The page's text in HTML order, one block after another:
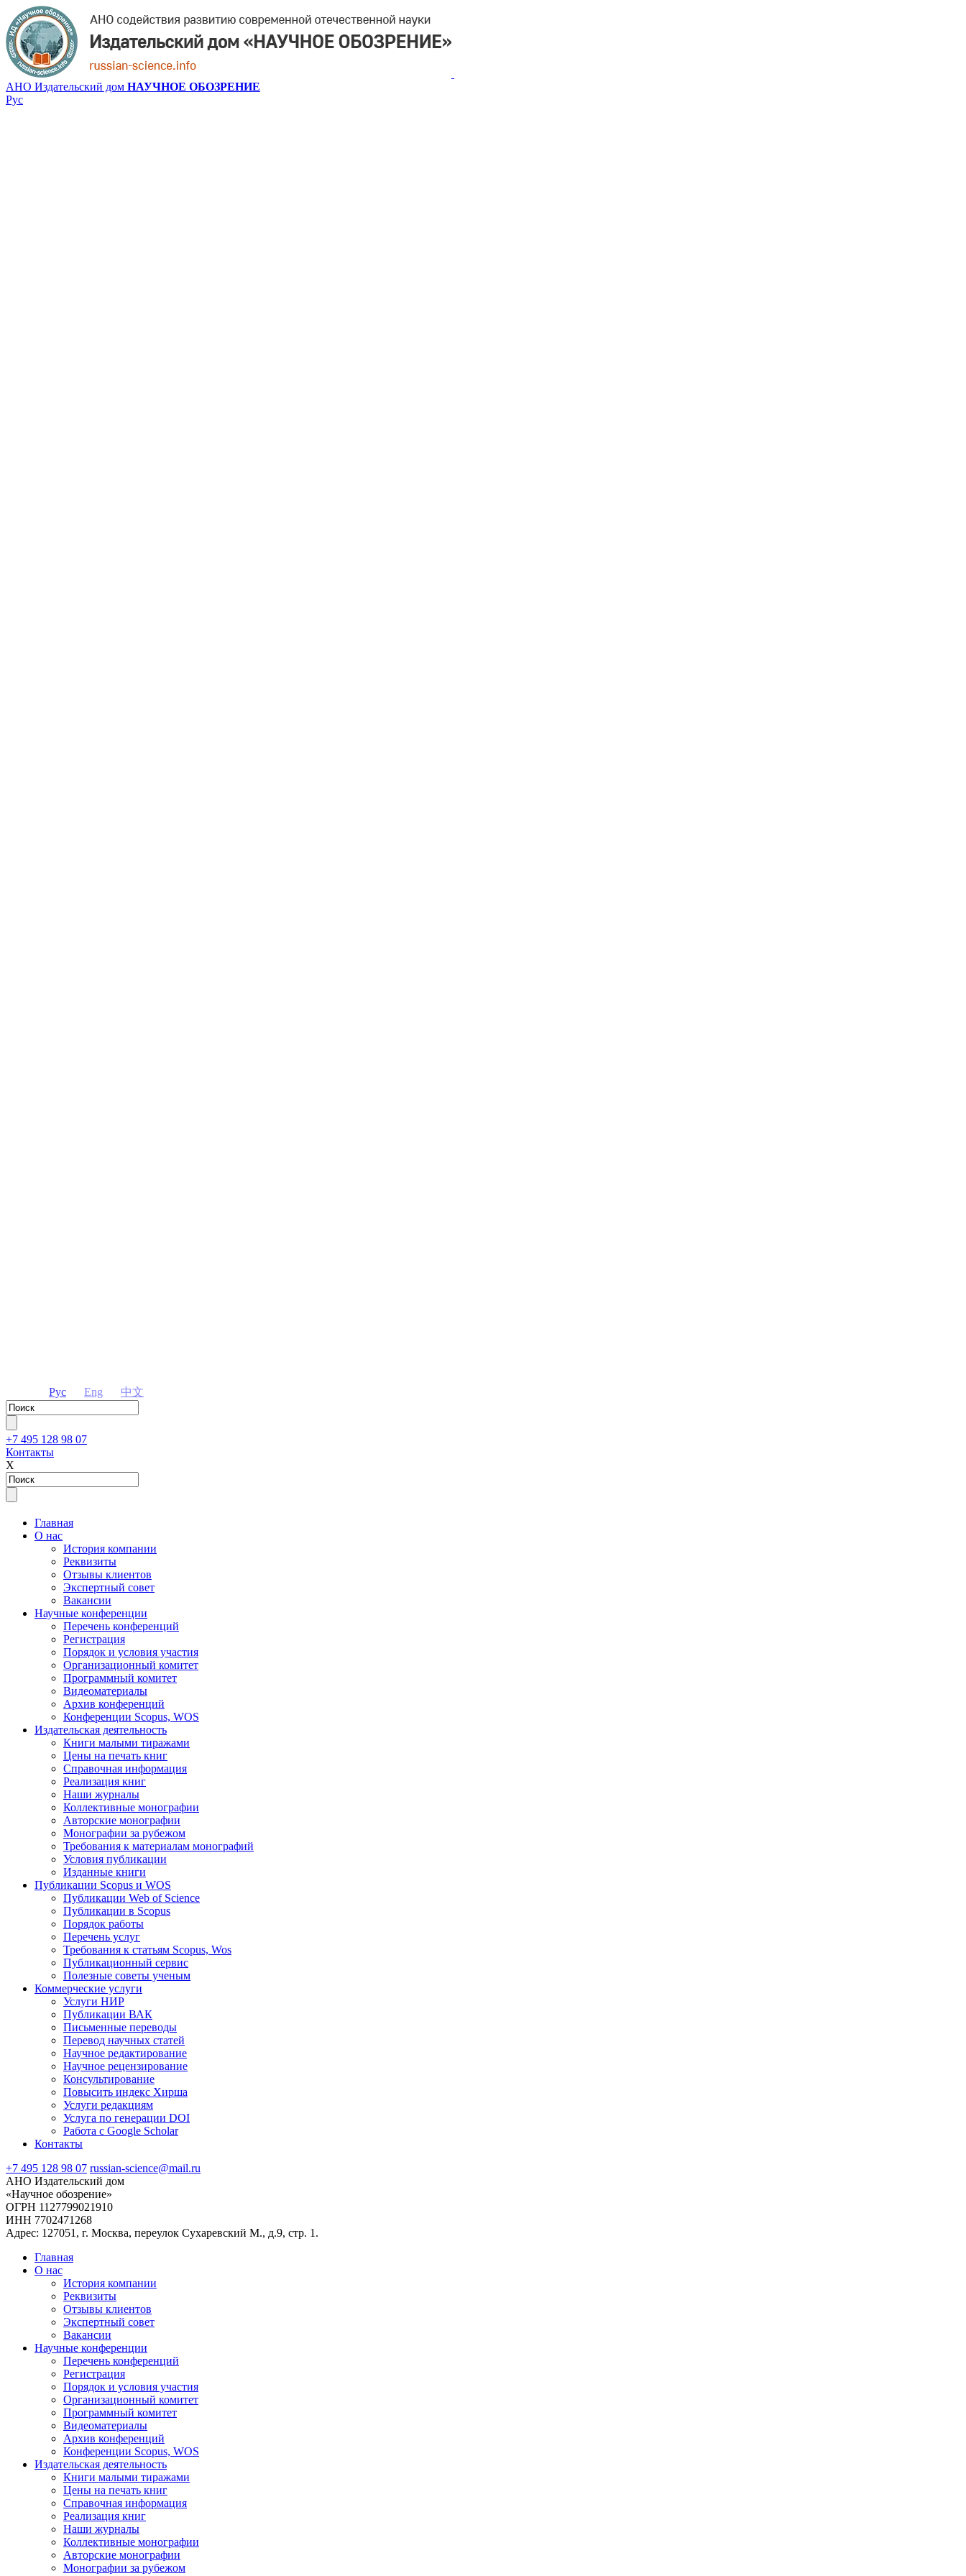
АНО Издательский дом НАУЧНОЕ ОБОЗРЕНИЕ
Рус
Рус Eng 中文
+7 495 128 98 07
Контакты
Х
Главная
О нас
История компании
Реквизиты
Отзывы клиентов
Экспертный совет
Вакансии
Научные конференции
Перечень конференций
Регистрация
Порядок и условия участия
Организационный комитет
Программный комитет
Видеоматериалы
Архив конференций
Конференции Scopus, WOS
Издательская деятельность
Книги малыми тиражами
Цены на печать книг
Справочная информация
Реализация книг
Наши журналы
Коллективные монографии
Авторские монографии
Монографии за рубежом
Требования к материалам монографий
Условия публикации
Изданные книги
Публикации Scopus и WOS
Публикации Web of Science
Публикации в Scopus
Порядок работы
Перечень услуг
Требования к статьям Scopus, Wos
Публикационный сервис
Полезные советы ученым
Коммерческие услуги
Услуги НИР
Публикации ВАК
Письменные переводы
Перевод научных статей
Научное редактирование
Научное рецензирование
Консультирование
Повысить индекс Хирша
Услуги редакциям
Услуга по генерации DOI
Работа с Google Scholar
Контакты
+7 495 128 98 07 russian-science@mail.ru
АНО Издательский дом
«Научное обозрение»
ОГРН 1127799021910
ИНН 7702471268
Адрес: 127051, г. Москва, переулок Сухаревский М., д.9, стр. 1.
Главная
О нас
История компании
Реквизиты
Отзывы клиентов
Экспертный совет
Вакансии
Научные конференции
Перечень конференций
Регистрация
Порядок и условия участия
Организационный комитет
Программный комитет
Видеоматериалы
Архив конференций
Конференции Scopus, WOS
Издательская деятельность
Книги малыми тиражами
Цены на печать книг
Справочная информация
Реализация книг
Наши журналы
Коллективные монографии
Авторские монографии
Монографии за рубежом